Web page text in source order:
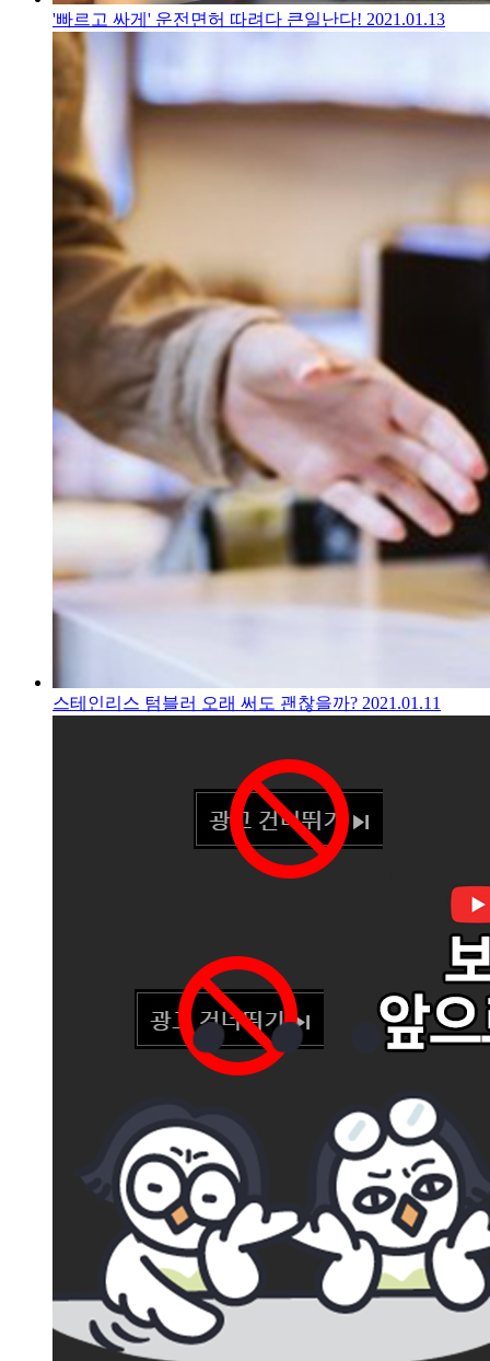
'빠르고 싸게' 운전면허 따려다 큰일난다! 2021.01.13
스테인리스 텀블러 오래 써도 괜찮을까? 2021.01.11